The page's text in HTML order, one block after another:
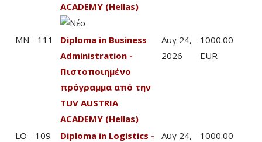
ACADEMY (Hellas)
MN - 111
Diploma in Business
Administration -
Πιστοποιημένο
πρόγραμμα από την
TUV AUSTRIA
ACADEMY (Hellas)
Αυγ 24,
2026
1000.00
EUR
LO - 109
Diploma in Logistics -
Αυγ 24,
1000.00